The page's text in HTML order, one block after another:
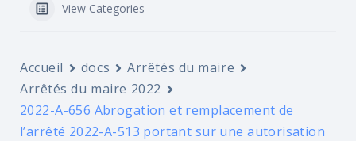
View Categories
Accueil docs
Arrêtés du maire
Arrêtés du maire 2022
2022-A-656 Abrogation et remplacement de
l’arrêté 2022-A-513 portant sur une autorisation